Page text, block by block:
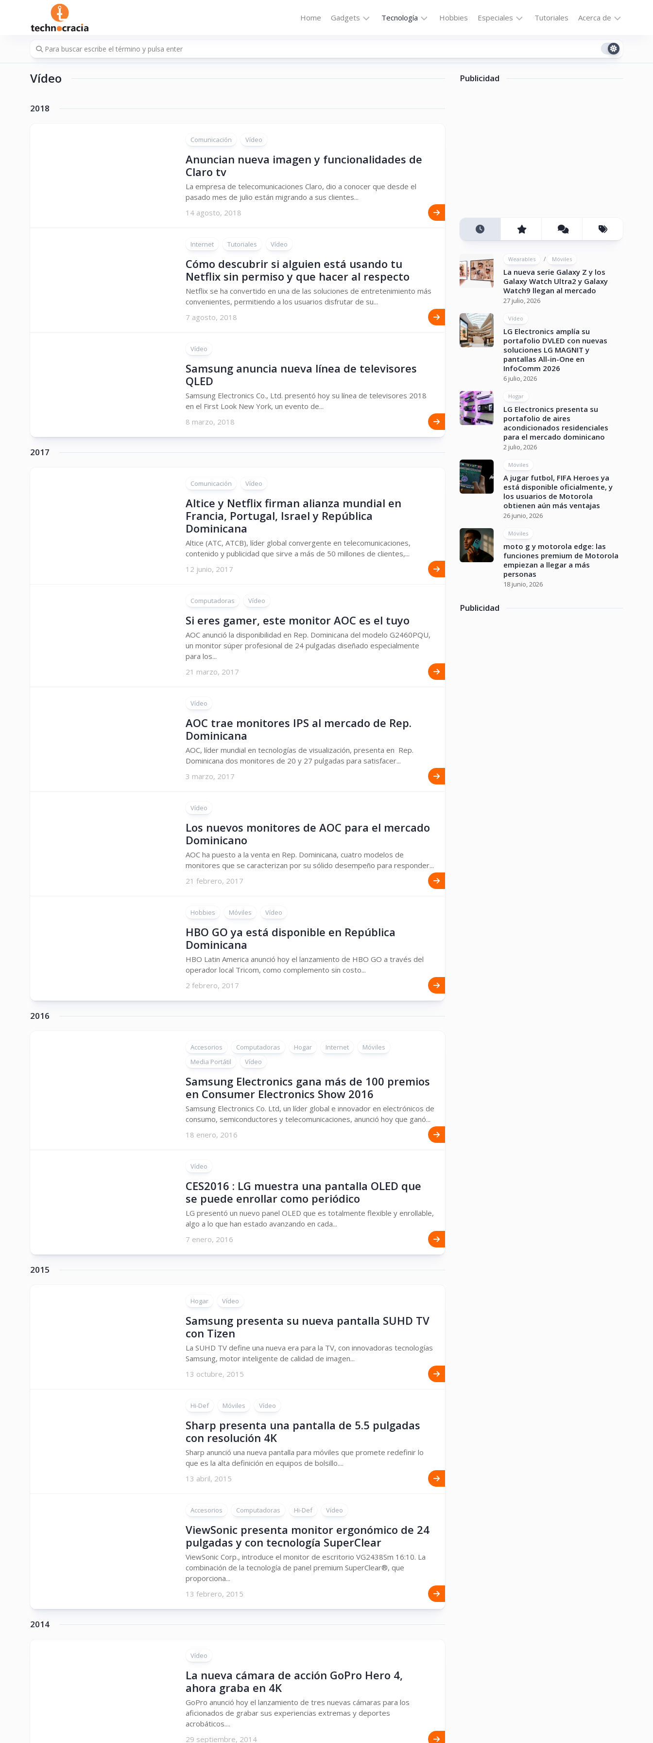
contenido
Home Gadgets
Portátil
Wearables
Tecnología
Robótica
Transportación
Hobbies Especiales
la
Tutoriales Acerca de
Contacto
Vídeo
2018
Comunicación Vídeo
Anuncian nueva imagen y funcionalidades de
Claro tv
La empresa de telecomunicaciones Claro, dio a conocer que desde el
pasado mes de julio están migrando a sus clientes...
14 agosto, 2018
Internet Tutoriales Vídeo
Cómo descubrir si alguien está usando tu
Netflix sin permiso y que hacer al respecto
Netflix se ha convertido en una de las soluciones de entretenimiento más
convenientes, permitiendo a los usuarios disfrutar de su...
7 agosto, 2018
Vídeo
Samsung anuncia nueva línea de televisores
QLED
Samsung Electronics Co., Ltd. presentó hoy su línea de televisores 2018
en el First Look New York, un evento de...
8 marzo, 2018
2017
Comunicación Vídeo
Altice y Netflix firman alianza mundial en
Francia, Portugal, Israel y República
Dominicana
Altice (ATC, ATCB), líder global convergente en telecomunicaciones,
contenido y publicidad que sirve a más de 50 millones de clientes,...
12 junio, 2017
Computadoras Vídeo
Si eres gamer, este monitor AOC es el tuyo
AOC anunció la disponibilidad en Rep. Dominicana del modelo G2460PQU,
un monitor súper profesional de 24 pulgadas diseñado especialmente
para los...
21 marzo, 2017
Vídeo
AOC trae monitores IPS al mercado de Rep.
Dominicana
AOC, líder mundial en tecnologías de visualización, presenta en Rep.
Dominicana dos monitores de 20 y 27 pulgadas para satisfacer...
3 marzo, 2017
Vídeo
Los nuevos monitores de AOC para el mercado
Dominicano
AOC ha puesto a la venta en Rep. Dominicana, cuatro modelos de
monitores que se caracterizan por su sólido desempeño para responder...
21 febrero, 2017
Hobbies Móviles Vídeo
HBO GO ya está disponible en República
Dominicana
HBO Latin America anunció hoy el lanzamiento de HBO GO a través del
operador local Tricom, como complemento sin costo...
2 febrero, 2017
2016
Accesorios Computadoras Hogar Internet
Móviles
Media Portátil
Vídeo
Samsung Electronics gana más de 100 premios
en Consumer Electronics Show 2016
Samsung Electronics Co. Ltd, un líder global e innovador en electrónicos de
consumo, semiconductores y telecomunicaciones, anunció hoy que ganó...
18 enero, 2016
Vídeo
CES2016 : LG muestra una pantalla OLED que
se puede enrollar como periódico
LG presentó un nuevo panel OLED que es totalmente flexible y enrollable,
algo a lo que han estado avanzando en cada...
7 enero, 2016
2015
Hogar Vídeo
Samsung presenta su nueva pantalla SUHD TV
con Tizen
La SUHD TV define una nueva era para la TV, con innovadoras tecnologías
Samsung, motor inteligente de calidad de imagen...
13 octubre, 2015
Hi-Def Móviles Vídeo
Sharp presenta una pantalla de 5.5 pulgadas
con resolución 4K
Sharp anunció una nueva pantalla para móviles que promete redefinir lo
que es la alta definición en equipos de bolsillo....
13 abril, 2015
Accesorios Computadoras Hi-Def Vídeo
ViewSonic presenta monitor ergonómico de 24
pulgadas y con tecnología SuperClear
ViewSonic Corp., introduce el monitor de escritorio VG2438Sm 16:10. La
combinación de la tecnología de panel premium SuperClear®, que
proporciona...
13 febrero, 2015
2014
Vídeo
La nueva cámara de acción GoPro Hero 4,
ahora graba en 4K
GoPro anunció hoy el lanzamiento de tres nuevas cámaras para los
aficionados de grabar sus experiencias extremas y deportes
acrobáticos....
29 septiembre, 2014
Publicidad
Wearables / Móviles
La nueva serie Galaxy Z y los
Galaxy Watch Ultra2 y Galaxy
Watch9 llegan al mercado
27 julio, 2026
Vídeo
LG Electronics amplía su
portafolio DVLED con nuevas
soluciones LG MAGNIT y
pantallas All-in-One en
InfoComm 2026
6 julio, 2026
Hogar
LG Electronics presenta su
portafolio de aires
acondicionados residenciales
para el mercado dominicano
2 julio, 2026
Móviles
A jugar futbol, FIFA Heroes ya
está disponible oficialmente, y
los usuarios de Motorola
obtienen aún más ventajas
26 junio, 2026
Móviles
moto g y motorola edge: las
funciones premium de Motorola
empiezan a llegar a más
personas
18 junio, 2026
Publicidad